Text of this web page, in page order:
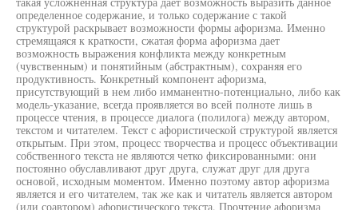
определенное содержание, и только содержание с такой
структурой раскрывает возможности формы афоризма. Именно
стремящаяся к краткости, сжатая форма афоризма дает
возможность выражения конфликта между конкретным
(чувственным) и понятийным (абстрактным), сохраняя его
продуктивность. Конкретный компонент афоризма,
присутствующий в нем либо имманентно-потенциально, либо как
модель-указание, всегда проявляется во всей полноте лишь в
процессе чтения, в процессе диалога (полилога) между автором,
текстом и читателем. Текст с афористической структурой является
открытым. При этом, процесс творчества и процесс объективации
собственного текста не являются четко фиксированными: они
постоянно обуславливают друг друга, служат друг для друга
основой, исходным моментом. Именно поэтому автор афоризма
является и его читателем, так же как и читатель является автором
(или соавтором) афористического текста. Прочтение афоризма